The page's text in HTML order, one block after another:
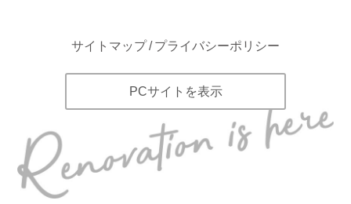
サイトマップ プライバシーポリシー
PCサイトを表示